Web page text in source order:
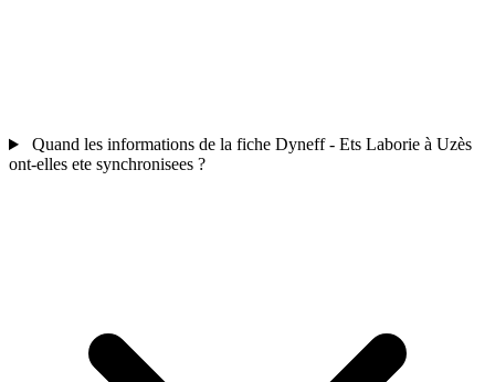
Quand les informations de la fiche Dyneff - Ets Laborie à Uzès
ont-elles ete synchronisees ?